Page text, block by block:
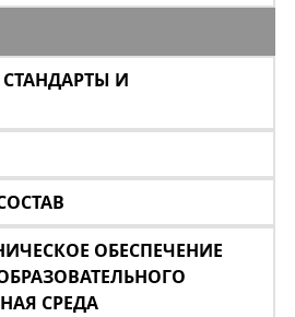
И
ОБЕСПЕЧЕНИЕ
СРЕДА